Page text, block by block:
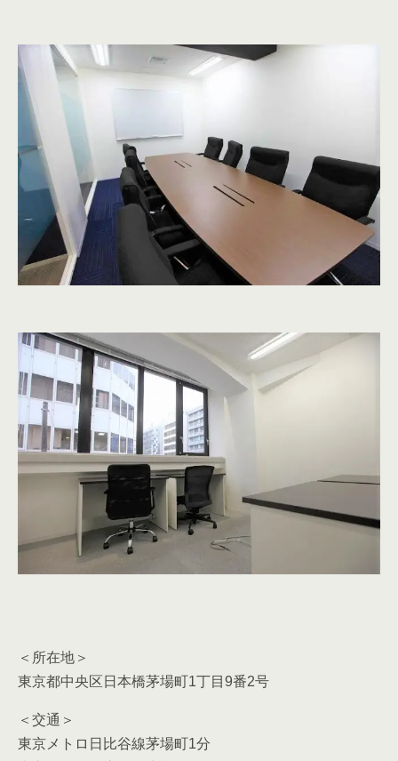
＜所在地＞
東京都中央区日本橋茅場町1丁目9番2号
＜交通＞
東京メトロ日比谷線茅場町1分